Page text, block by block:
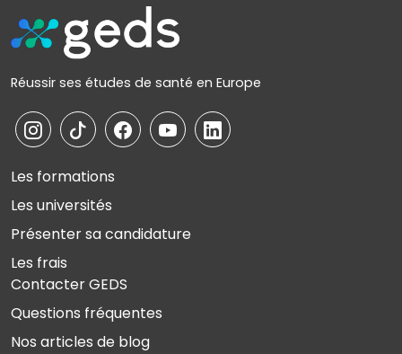
Réussir ses études de santé en Europe
Les formations
Les universités
Présenter sa candidature
Les frais
Contacter GEDS
Questions fréquentes
Nos articles de blog